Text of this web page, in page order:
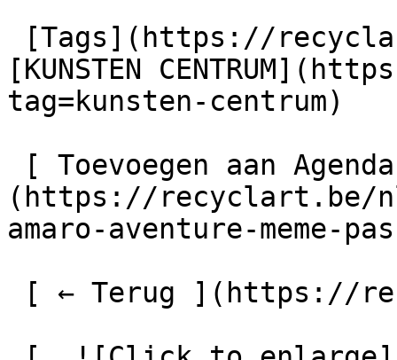
[KUNSTEN
tag=kunsten-centrum)
(https://recyclart.be/
amaro-aventure-meme-